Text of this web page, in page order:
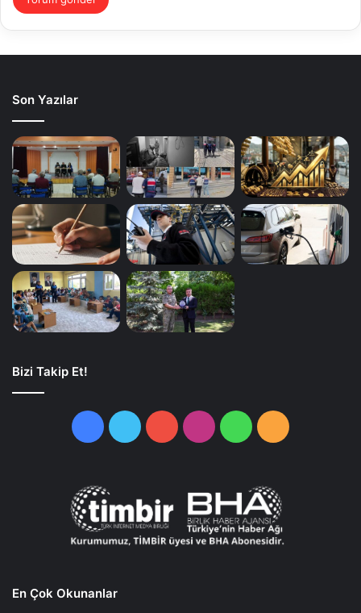
Son Yazılar
Bizi Takip Et!
FacebookTwitterYouTubeInstagramWhatsApp
RSS
En Çok Okunanlar